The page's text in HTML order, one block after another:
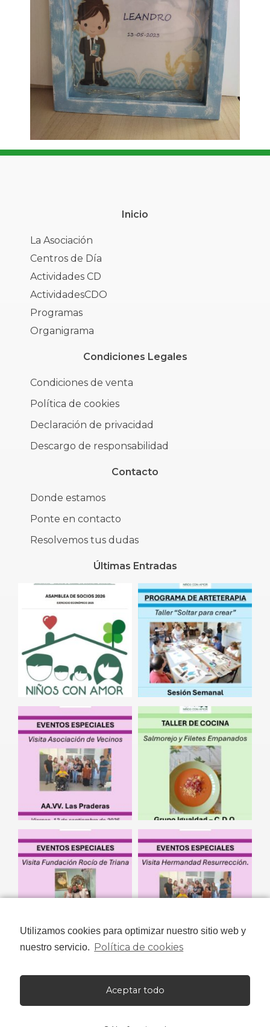
Utilizamos cookies para optimizar nuestro sitio web y
nuestro servicio. Política de cookies
Aceptar todo
Inicio
La Asociación
Centros de Día
Actividades CD
ActividadesCDO
Programas
Organigrama
Condiciones Legales
Condiciones de venta
Política de cookies
Declaración de privacidad
Descargo de responsabilidad
Contacto
Donde estamos
Ponte en contacto
Resolvemos tus dudas
Últimas Entradas